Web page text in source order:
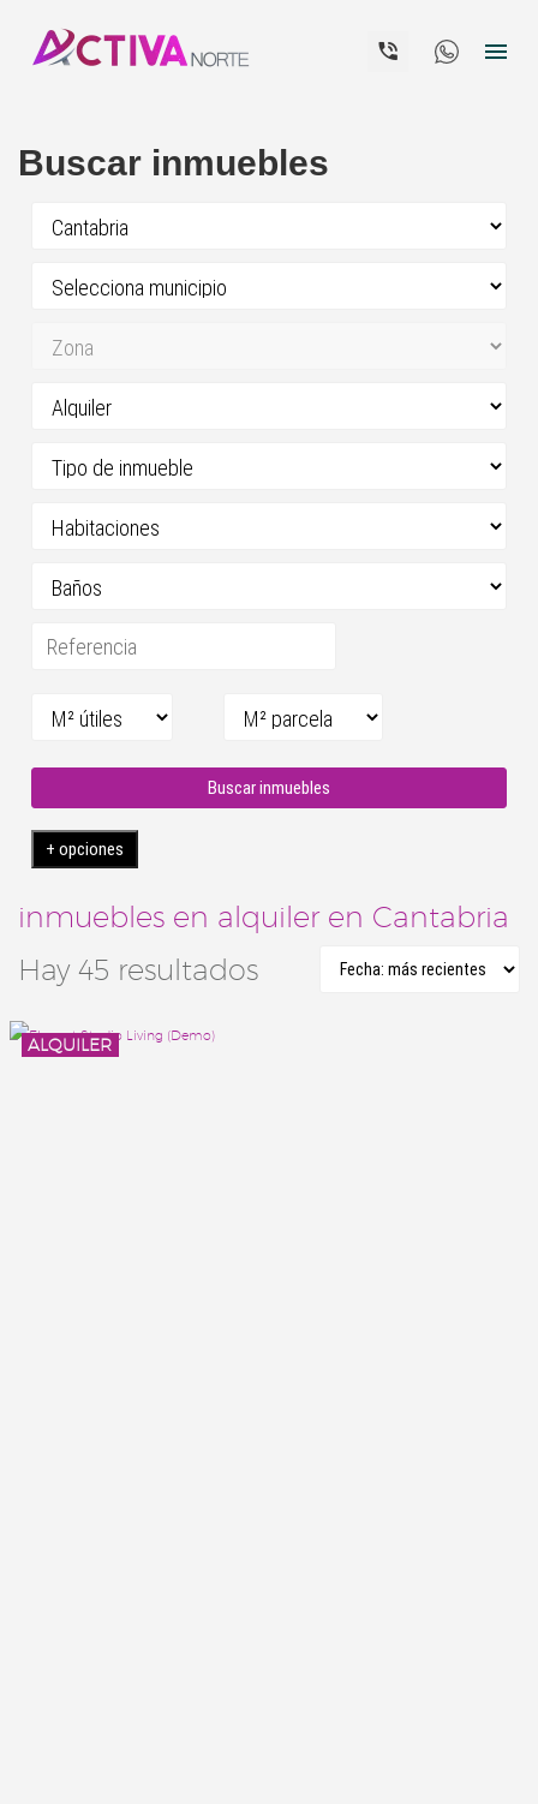


Buscar inmuebles
Buscar inmuebles
+ opciones
inmuebles en alquiler en Cantabria
Hay 45 resultados
ALQUILER